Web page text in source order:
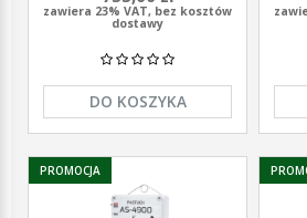
2,0 J, Kerbl
zawiera 23% VAT, bez kosztów
dostawy
DO KOSZYKA
PROMOCJA